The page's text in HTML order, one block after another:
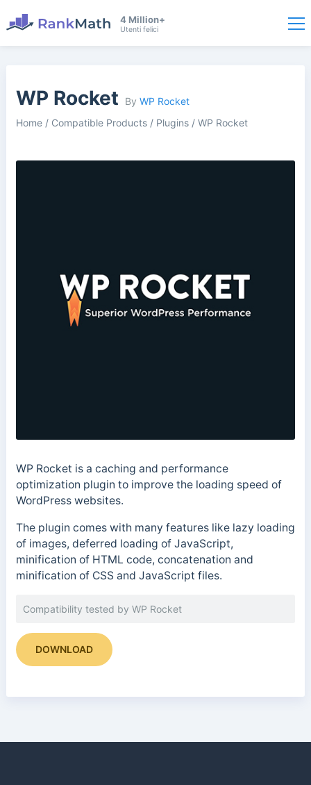
4 Million+
Utenti felici
WP Rocket By WP Rocket
Home/ Compatible Products/ Plugins/ WP Rocket
WP Rocket is a caching and performance
optimization plugin to improve the loading speed of
WordPress websites.
The plugin comes with many features like lazy loading
of images, deferred loading of JavaScript,
minification of HTML code, concatenation and
minification of CSS and JavaScript files.
Compatibility tested by WP Rocket
DOWNLOAD